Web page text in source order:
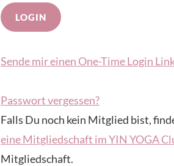
Sende mir einen One-Time Login
Passwort vergessen?
Falls Du noch kein Mitglied bist,
eine Mitgliedschaft im YIN YOGA
Mitgliedschaft.